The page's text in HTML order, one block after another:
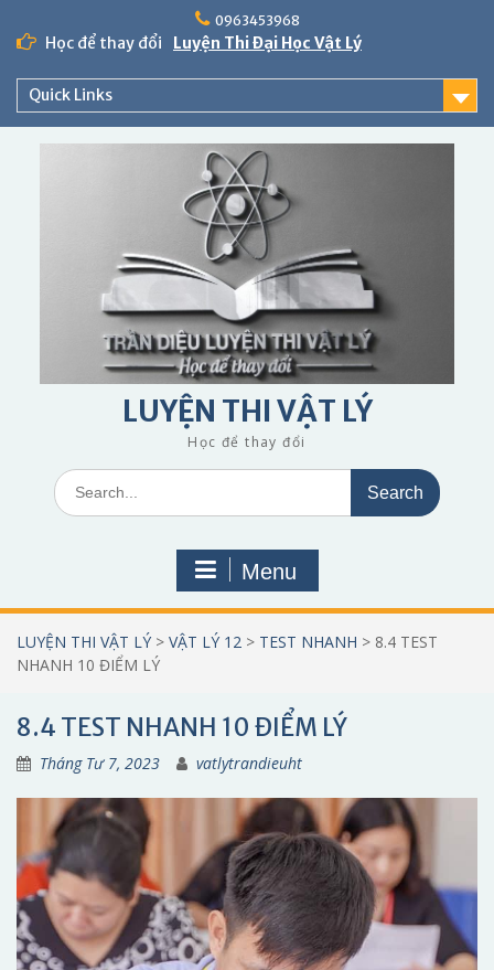
content
0963453968
Học để thay đổi Luyện Thi Đại Học Vật Lý
Quick Links
LUYỆN THI VẬT LÝ
Học để thay đổi
Search
for:
Menu
LUYỆN THI VẬT LÝ > VẬT LÝ 12 > TEST NHANH > 8.4 TEST
NHANH 10 ĐIỂM LÝ
8.4 TEST NHANH 10 ĐIỂM LÝ
Tháng Tư 7, 2023 vatlytrandieuht